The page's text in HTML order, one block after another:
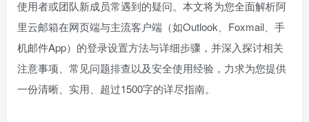
使用者或团队新成员常遇到的疑问。本文将为您全面解析阿
里云邮箱在网页端与主流客户端（如Outlook、Foxmail、手
机邮件App）的登录设置方法与详细步骤，并深入探讨相关
注意事项、常见问题排查以及安全使用经验，力求为您提供
一份清晰、实用、超过1500字的详尽指南。